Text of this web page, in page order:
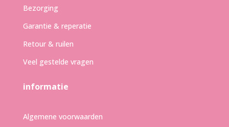
Bezorging
Garantie & reperatie
Retour & ruilen
Veel gestelde vragen
informatie
Algemene voorwaarden